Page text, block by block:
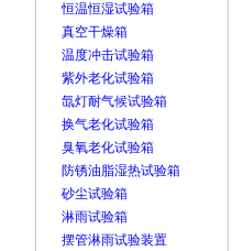
恒温恒湿试验箱
真空干燥箱
温度冲击试验箱
紫外老化试验箱
氙灯耐气候试验箱
换气老化试验箱
臭氧老化试验箱
防锈油脂湿热试验箱
砂尘试验箱
淋雨试验箱
摆管淋雨试验装置